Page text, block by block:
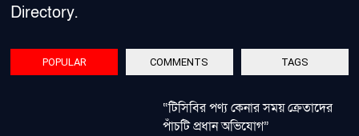
Directory.
POPULAR COMMENTS TAGS
“টিসিবির পণ্য কেনার সময় ক্রেতাদের
পাঁচটি প্রধান অভিযোগ”